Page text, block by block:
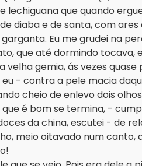
lechiguana que quando
diaba e de santa, com
Eu me grudei na
que até dormindo tocava,
velha gemia, ás vezes
eu - contra a pele macia
cheio de enlevo dois
é bom se termina, -
da china, escutei - de
meio oitavado num canto,